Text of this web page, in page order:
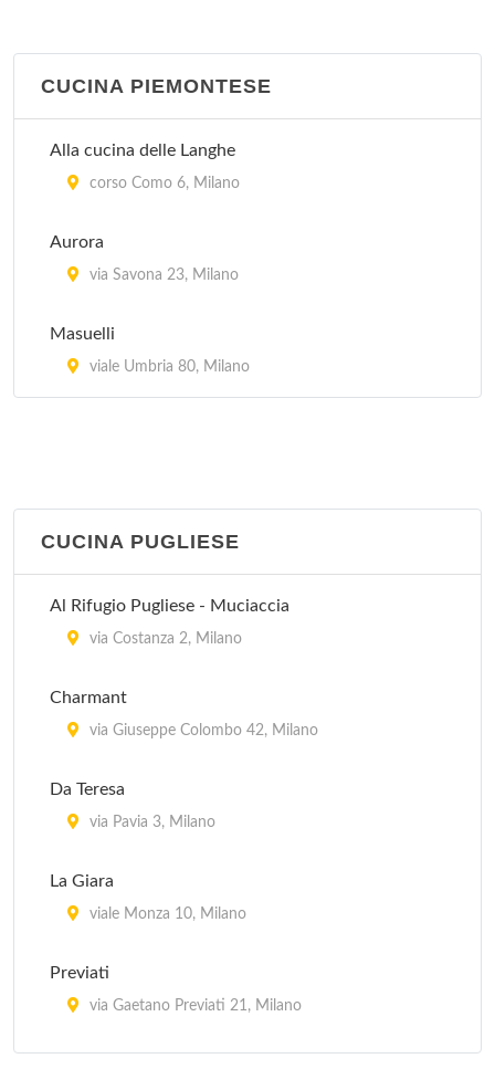
Cantina Piemontese
Casa Fontana 23 Risotti
Da Berti
Da Francesca
viale Argonne 32, Milano
CUCINA PIEMONTESE
Alla cucina delle Langhe
corso Como 6, Milano
Aurora
via Savona 23, Milano
Masuelli
viale Umbria 80, Milano
CUCINA PUGLIESE
Al Rifugio Pugliese - Muciaccia
via Costanza 2, Milano
Charmant
via Giuseppe Colombo 42, Milano
Da Teresa
via Pavia 3, Milano
La Giara
viale Monza 10, Milano
Previati
via Gaetano Previati 21, Milano